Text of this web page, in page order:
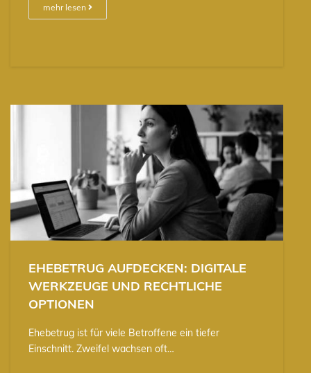
mehr lesen
EHEBETRUG AUFDECKEN: DIGITALE
WERKZEUGE UND RECHTLICHE
OPTIONEN
Ehebetrug ist für viele Betroffene ein tiefer
Einschnitt. Zweifel wachsen oft…